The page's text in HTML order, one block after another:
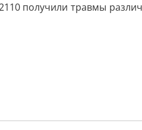
получили травмы